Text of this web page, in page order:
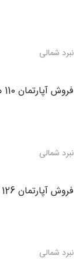
نبرد شمالی
فروش آپارتمان 110 متری
نبرد شمالی
فروش آپارتمان 126 متری
نبرد شمالی